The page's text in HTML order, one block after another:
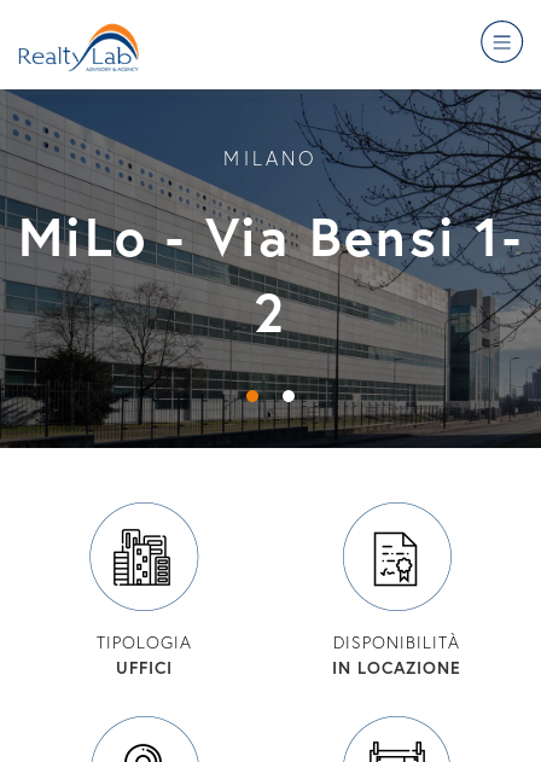
MILANO
MiLo - Via Bensi 1-
2
MILANO
MiLo - Via Bensi 1-
2
TIPOLOGIA
UFFICI
DISPONIBILITÀ
IN LOCAZIONE